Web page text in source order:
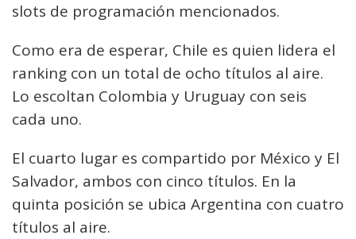
slots de programación mencionados.
Como era de esperar, Chile es quien lidera el
ranking con un total de ocho títulos al aire.
Lo escoltan Colombia y Uruguay con seis
cada uno.
El cuarto lugar es compartido por México y El
Salvador, ambos con cinco títulos. En la
quinta posición se ubica Argentina con cuatro
títulos al aire.